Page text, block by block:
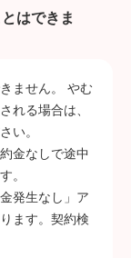
はできま
ません。 やむ
れる場合は、
い。
金なしで途中
。
発生なし」ア
ます。契約検